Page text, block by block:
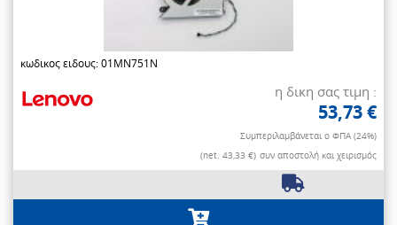
κωδικος ειδους: 01MN751N
η δικη σας τιμη :
53,73 €
Συμπεριλαμβάνεται ο ΦΠΑ (24%)
(net. 43,33 €) συν αποστολή και χειρισμός